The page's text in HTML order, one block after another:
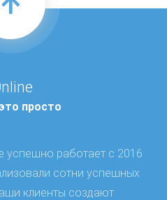
просто
успешно работает с 2016
сотни успешных
клиенты создают